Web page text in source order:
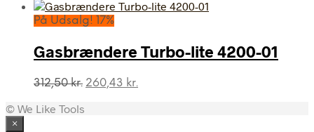
På Udsalg! 17%
Gasbrændere Turbo-lite 4200-01
312,50kr. Den
260,43 kr.
© We Like Tools
×